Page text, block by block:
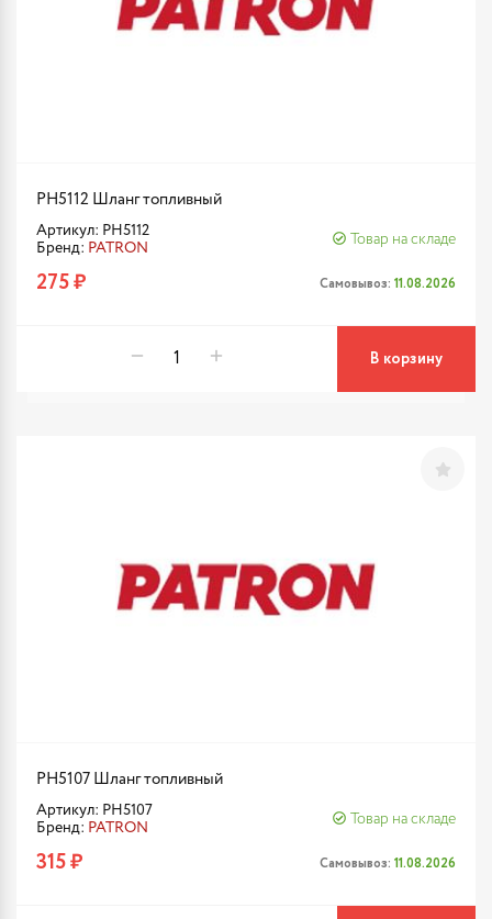
PH5112 Шланг топливный
Артикул: PH5112
Бренд: PATRON
Товар на складе
275 ₽ Самовывоз: 11.08.2026
В корзину
PH5107 Шланг топливный
Артикул: PH5107
Бренд: PATRON
Товар на складе
315 ₽ Самовывоз: 11.08.2026